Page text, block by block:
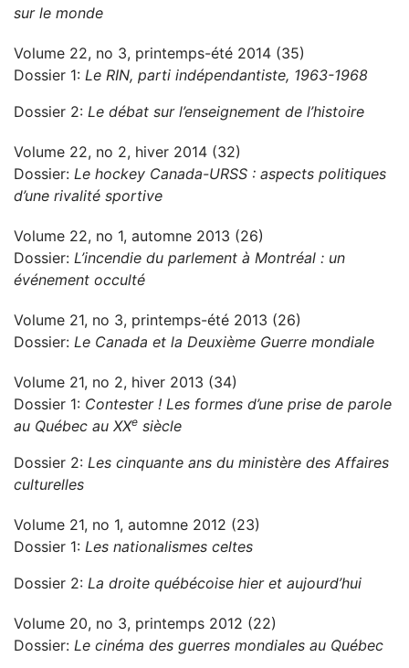
sur le monde
Volume 22, no 3, printemps-été 2014 (35)
Dossier 1: Le RIN, parti indépendantiste, 1963-1968
Dossier 2: Le débat sur l’enseignement de l’histoire
Volume 22, no 2, hiver 2014 (32)
Dossier: Le hockey Canada-URSS : aspects politiques
d’une rivalité sportive
Volume 22, no 1, automne 2013 (26)
Dossier: L’incendie du parlement à Montréal : un
événement occulté
Volume 21, no 3, printemps-été 2013 (26)
Dossier: Le Canada et la Deuxième Guerre mondiale
Volume 21, no 2, hiver 2013 (34)
Dossier 1: Contester ! Les formes d’une prise de parole
au Québec au XXe siècle
Dossier 2: Les cinquante ans du ministère des Affaires
culturelles
Volume 21, no 1, automne 2012 (23)
Dossier 1: Les nationalismes celtes
Dossier 2: La droite québécoise hier et aujourd’hui
Volume 20, no 3, printemps 2012 (22)
Dossier: Le cinéma des guerres mondiales au Québec